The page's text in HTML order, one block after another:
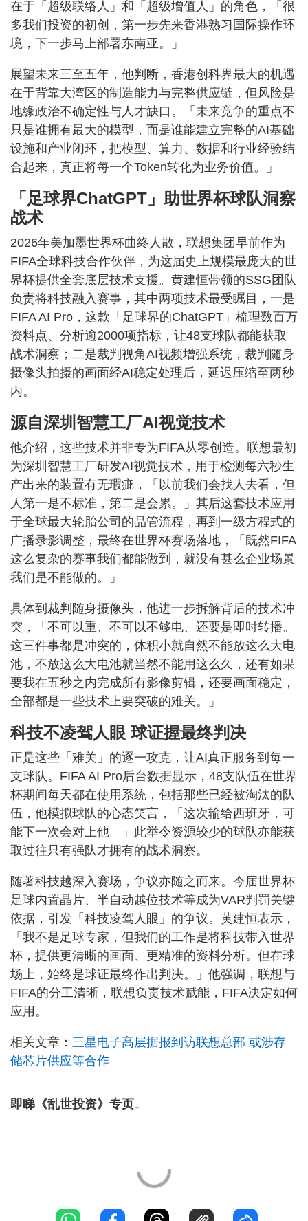
在于「超级联络人」和「超级增值人」的角色，「很
多我们投资的初创，第一步先来香港熟习国际操作环
境，下一步马上部署东南亚。」
展望未来三至五年，他判断，香港创科界最大的机遇
在于背靠大湾区的制造能力与完整供应链，但风险是
地缘政治不确定性与人才缺口。「未来竞争的重点不
只是谁拥有最大的模型，而是谁能建立完整的AI基础
设施和产业闭环，把模型、算力、数据和行业经验结
合起来，真正将每一个Token转化为业务价值。」
「足球界ChatGPT」助世界杯球队洞察
战术
2026年美加墨世界杯曲终人散，联想集团早前作为
FIFA全球科技合作伙伴，为这届史上规模最庞大的世
界杯提供全套底层技术支援。黄建恒带领的SSG团队
负责将科技融入赛事，其中两项技术最受瞩目，一是
FIFA AI Pro，这款「足球界的ChatGPT」梳理数百万
资料点、分析逾2000项指标，让48支球队都能获取
战术洞察；二是裁判视角AI视频增强系统，裁判随身
摄像头拍摄的画面经AI稳定处理后，延迟压缩至两秒
内。
源自深圳智慧工厂AI视觉技术
他介绍，这些技术并非专为FIFA从零创造。联想最初
为深圳智慧工厂研发AI视觉技术，用于检测每六秒生
产出来的装置有无瑕疵，「以前我们会找人去看，但
人第一是不标准，第二是会累。」其后这套技术应用
于全球最大轮胎公司的品管流程，再到一级方程式的
广播录影调整，最终在世界杯赛场落地，「既然FIFA
这么复杂的赛事我们都能做到，就没有甚么企业场景
我们是不能做的。」
具体到裁判随身摄像头，他进一步拆解背后的技术冲
突，「不可以重、不可以不够电、还要是即时转播。
这三件事都是冲突的，体积小就自然不能放这么大电
池，不放这么大电池就当然不能用这么久，还有如果
要我在五秒之内完成所有影像剪辑，还要画面稳定，
全部都是一些技术上要突破的难关。」
科技不凌驾人眼 球证握最终判决
正是这些「难关」的逐一攻克，让AI真正服务到每一
支球队。FIFA AI Pro后台数据显示，48支队伍在世界
杯期间每天都在使用系统，包括那些已经被淘汰的队
伍，他模拟球队的心态笑言，「这次输给西班牙，可
能下一次会对上他。」此举令资源较少的球队亦能获
取过往只有强队才拥有的战术洞察。
随著科技越深入赛场，争议亦随之而来。今届世界杯
足球内置晶片、半自动越位技术等成为VAR判罚关键
依据，引发「科技凌驾人眼」的争议。黄建恒表示，
「我不是足球专家，但我们的工作是将科技带入世界
杯，提供更清晰的画面、更精准的资料分析。但在球
场上，始终是球证最终作出判决。」他强调，联想与
FIFA的分工清晰，联想负责技术赋能，FIFA决定如何
应用。
相关文章： 三星电子高层据报到访联想总部 或涉存
储芯片供应等合作
即睇《乱世投资》专页↓